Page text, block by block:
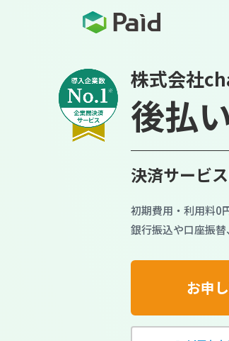
株式会社
後払
決済サービ
初期費用・利用料0
銀行振込や口座振替
お申